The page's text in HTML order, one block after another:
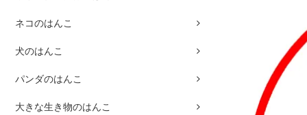
ネコのはんこ
犬のはんこ
パンダのはんこ
大きな生き物のはんこ